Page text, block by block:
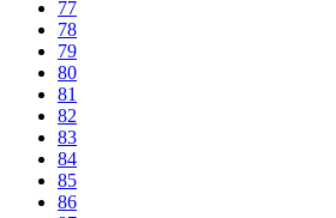
77
78
79
80
81
82
83
84
85
86